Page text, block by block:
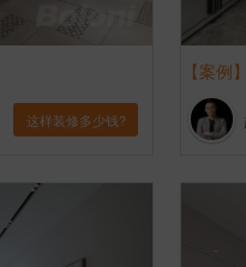
这样装修多少钱?
【案例